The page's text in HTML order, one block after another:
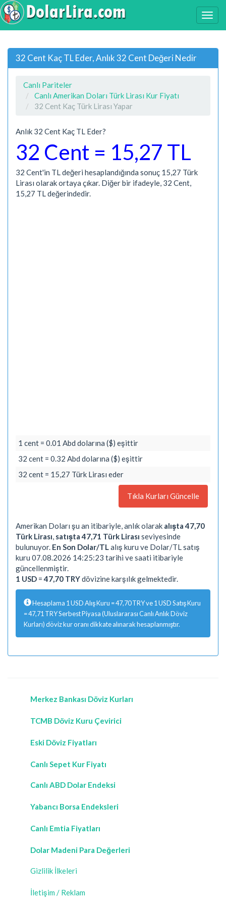
32 Cent Kaç TL Eder, Anlık 32 Cent Değeri Nedir
Canlı Pariteler
Canlı Amerikan Doları Türk Lirası Kur Fiyatı
32 Cent Kaç Türk Lirası Yapar
Anlık 32 Cent Kaç TL Eder?
32 Cent = 15,27 TL
32 Cent'in TL değeri hesaplandığında sonuç 15,27 Türk
Lirası olarak ortaya çıkar. Diğer bir ifadeyle, 32 Cent,
15,27 TL değerindedir.
1 cent = 0.01 Abd dolarına ($) eşittir
32 cent = 0.32 Abd dolarına ($) eşittir
32 cent = 15,27 Türk Lirası eder
Tıkla Kurları Güncelle
Amerikan Doları şu an itibariyle, anlık olarak alışta 47,70
Türk Lirası satışta 47,71 Türk Lirası seviyesinde
bulunuyor. En Son Dolar/TL alış kuru ve Dolar/TL satış
kuru 07.08.2026 14:25:23 tarihi ve saati itibariyle
güncellenmiştir.
1 USD =47,70 TRYdövizine karşılık gelmektedir.
Hesaplama 1 USD Alış Kuru = 47,70 TRY ve 1 USD Satış Kuru
= 47,71 TRY Serbest Piyasa (Uluslararası Canlı Anlık Döviz
Kurları) döviz kur oranı dikkate alınarak hesaplanmıştır.
Merkez Bankası Döviz Kurları
TCMB Döviz Kuru Çevirici
Eski Döviz Fiyatları
Canlı Sepet Kur Fiyatı
Canlı ABD Dolar Endeksi
Yabancı Borsa Endeksleri
Canlı Emtia Fiyatları
Dolar Madeni Para Değerleri
Gizlilik İlkeleri
İletişim / Reklam